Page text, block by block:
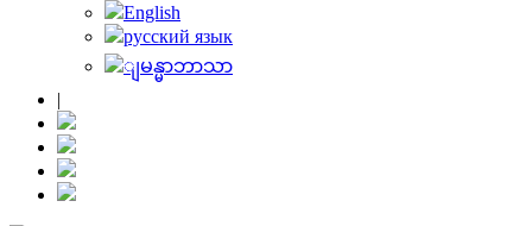
English
русский язык
ျမန္မာဘာသာ
|